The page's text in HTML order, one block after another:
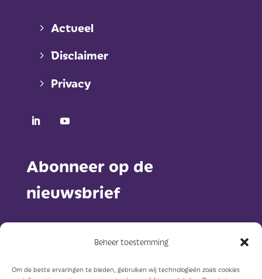
Beheer toestemming
Om de beste ervaringen te bieden, gebruiken wij technologieën zoals cookies
Actueel
Disclaimer
Privacy
Abonneer op de
nieuwsbrief